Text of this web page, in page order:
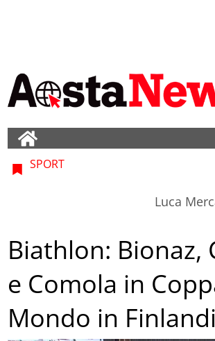
SPORT
Luca
Biathlon: Bionaz,
e Comola in
Mondo in